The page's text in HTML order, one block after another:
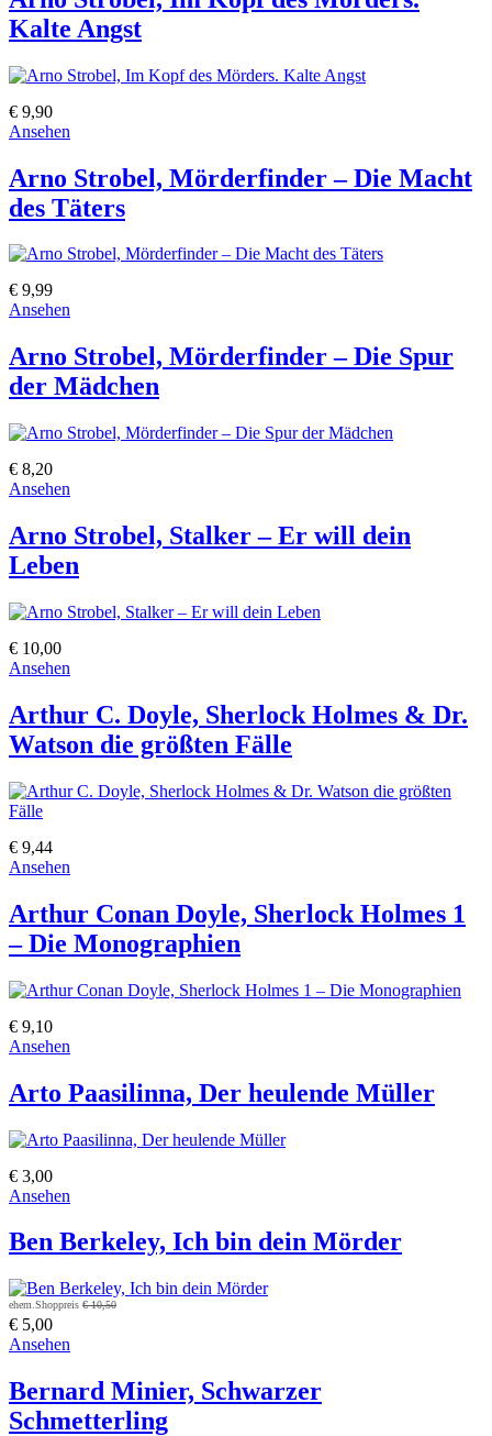
Kalte Angst
€ 9,90
Ansehen
Arno Strobel, Mörderfinder – Die Macht
des Täters
€ 9,99
Ansehen
Arno Strobel, Mörderfinder – Die Spur
der Mädchen
€ 8,20
Ansehen
Arno Strobel, Stalker – Er will dein
Leben
€ 10,00
Ansehen
Arthur C. Doyle, Sherlock Holmes & Dr.
Watson die größten Fälle
€ 9,44
Ansehen
Arthur Conan Doyle, Sherlock Holmes 1
– Die Monographien
€ 9,10
Ansehen
Arto Paasilinna, Der heulende Müller
€ 3,00
Ansehen
Ben Berkeley, Ich bin dein Mörder
ehem.Shoppreis € 10,50
€ 5,00
Ansehen
Bernard Minier, Schwarzer
Schmetterling